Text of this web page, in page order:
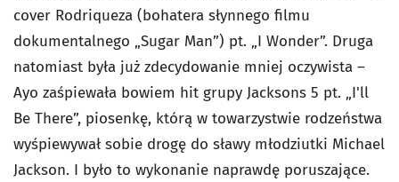
cover Rodriqueza (bohatera słynnego filmu
dokumentalnego „Sugar Man”) pt. „I Wonder”. Druga
natomiast była już zdecydowanie mniej oczywista –
Ayo zaśpiewała bowiem hit grupy Jacksons 5 pt. „I'll
Be There”, piosenkę, którą w towarzystwie rodzeństwa
wyśpiewywał sobie drogę do sławy młodziutki Michael
Jackson. I było to wykonanie naprawdę poruszające.